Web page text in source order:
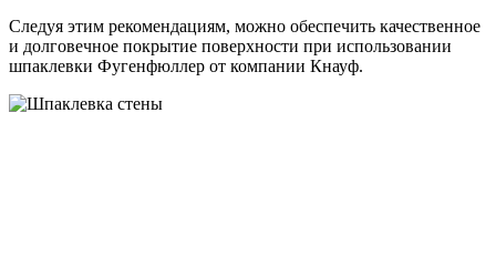
Следуя этим рекомендациям, можно обеспечить качественное
и долговечное покрытие поверхности при использовании
шпаклевки Фугенфюллер от компании Кнауф.